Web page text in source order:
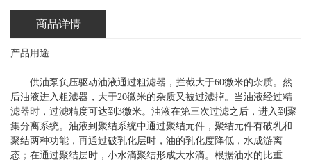
商品详情
产品用途
供油泵负压驱动油液通过粗滤器，拦截大于60微米的杂质。然
后油液进入粗滤器，大于20微米的杂质又被过滤掉。当油液经过精
滤器时，过滤精度可达到3微米。油液在第三次过滤之后，进入到聚
集分离系统。油液到聚结系统中通过聚结元件，聚结元件有破乳和
聚结两种功能，再通过破乳化层时，油的乳化度降低，水成游离
态；在通过聚结层时，小水滴聚结形成大水滴。根据油水的比重